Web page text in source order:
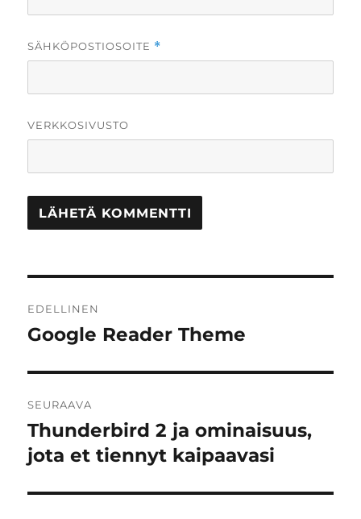
SÄHKÖPOSTIOSOITE *
VERKKOSIVUSTO
selaus
EDELLINEN
Edellinen
Google Reader Theme
SEURAAVA
Seuraava
artikkeli:
Thunderbird 2 ja ominaisuus,
jota et tiennyt kaipaavasi